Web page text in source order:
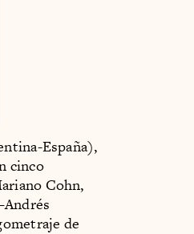
España),
cinco
Cohn,
de